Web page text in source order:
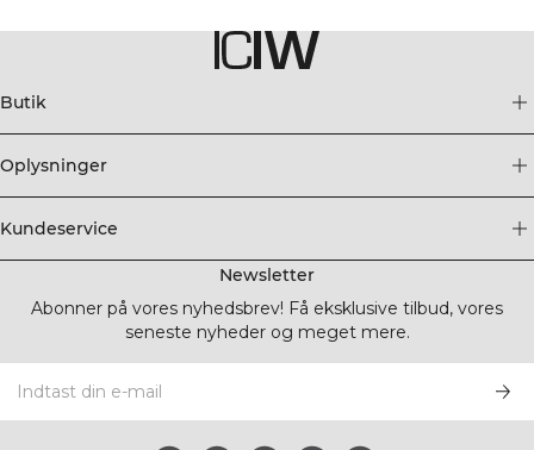
Butik
Oplysninger
Kundeservice
Newsletter
Abonner på vores nyhedsbrev! Få eksklusive tilbud, vores
seneste nyheder og meget mere.